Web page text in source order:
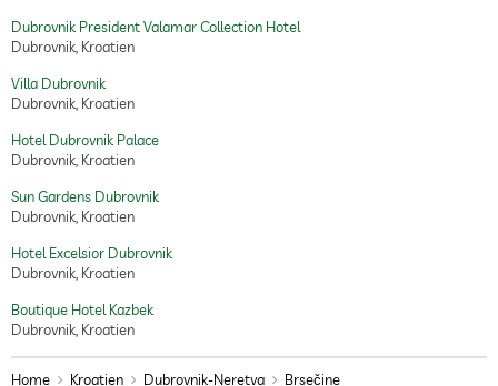
Dubrovnik President Valamar Collection Hotel
Dubrovnik, Kroatien
Villa Dubrovnik
Dubrovnik, Kroatien
Hotel Dubrovnik Palace
Dubrovnik, Kroatien
Sun Gardens Dubrovnik
Dubrovnik, Kroatien
Hotel Excelsior Dubrovnik
Dubrovnik, Kroatien
Boutique Hotel Kazbek
Dubrovnik, Kroatien
Home Kroatien Dubrovnik-Neretva Brsečine